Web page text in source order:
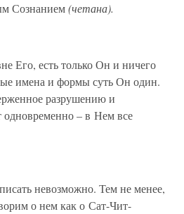
Сознанием(четана).
Его, есть только Он и ничего
имена и формы суть Он один.
разрушению и
– в Нем все
невозможно. Тем не менее,
о нем как о Сат-Чит-